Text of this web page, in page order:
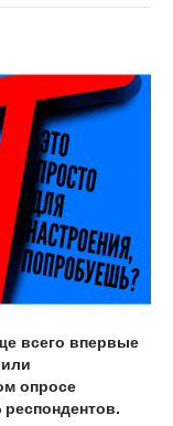
всего впервые
опросе
респондентов.